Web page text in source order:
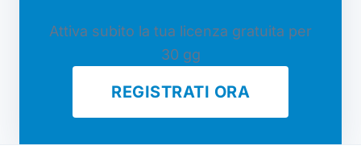
Attiva subito la tua licenza gratuita per
30 gg
REGISTRATI ORA